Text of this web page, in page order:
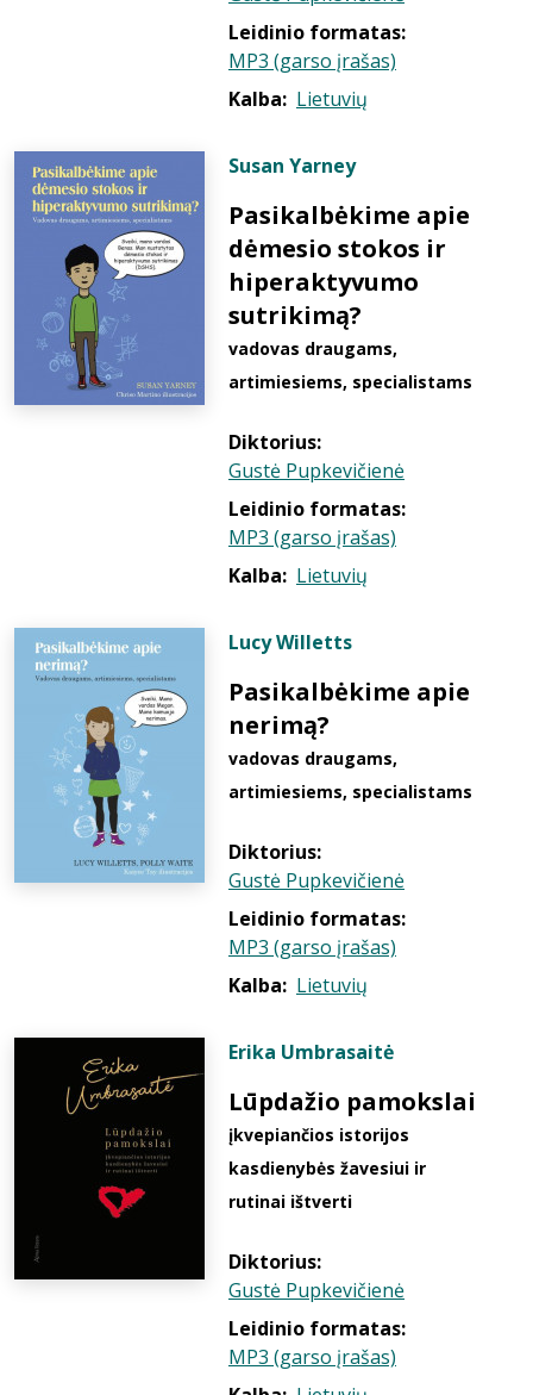
Leidinio formatas:
MP3 (garso įrašas)
Kalba: Lietuvių
Susan Yarney
Pasikalbėkime apie
dėmesio stokos ir
hiperaktyvumo
sutrikimą?
vadovas draugams,
artimiesiems, specialistams
Diktorius:
Gustė Pupkevičienė
Leidinio formatas:
MP3 (garso įrašas)
Kalba: Lietuvių
Lucy Willetts
Pasikalbėkime apie
nerimą?
vadovas draugams,
artimiesiems, specialistams
Diktorius:
Gustė Pupkevičienė
Leidinio formatas:
MP3 (garso įrašas)
Kalba: Lietuvių
Erika Umbrasaitė
Lūpdažio pamokslai
įkvepiančios istorijos
kasdienybės žavesiui ir
rutinai ištverti
Diktorius:
Gustė Pupkevičienė
Leidinio formatas:
MP3 (garso įrašas)